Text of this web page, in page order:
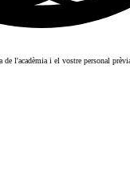
l'acadèmia i el vostre personal